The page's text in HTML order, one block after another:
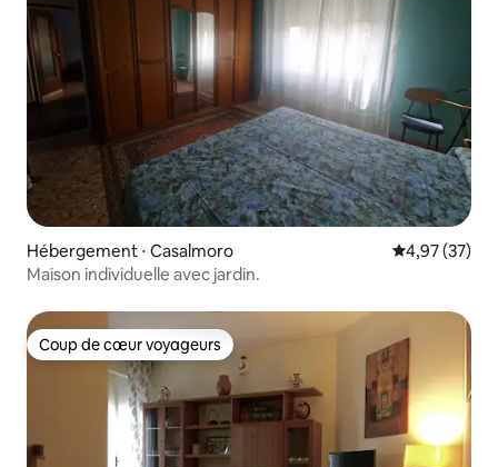
Hébergement ⋅ Casalmoro Évaluation
4,97 (37)
Maison individuelle avec jardin.
Coup de cœur voyageurs
Coup de cœur voyageurs